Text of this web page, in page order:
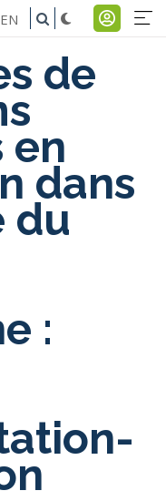
Menu
du
EN
de
en
dans
du
: